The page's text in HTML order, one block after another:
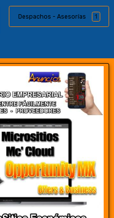
Despachos - Asesorías 1